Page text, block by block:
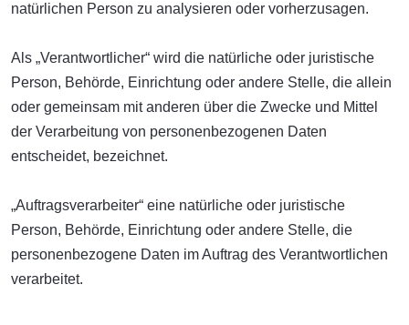
natürlichen Person zu analysieren oder vorherzusagen.
Als „Verantwortlicher“ wird die natürliche oder juristische
Person, Behörde, Einrichtung oder andere Stelle, die allein
oder gemeinsam mit anderen über die Zwecke und Mittel
der Verarbeitung von personenbezogenen Daten
entscheidet, bezeichnet.
„Auftragsverarbeiter“ eine natürliche oder juristische
Person, Behörde, Einrichtung oder andere Stelle, die
personenbezogene Daten im Auftrag des Verantwortlichen
verarbeitet.